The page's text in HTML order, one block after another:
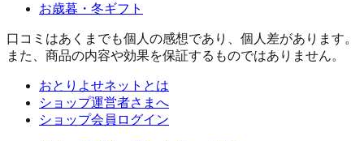
お歳暮・冬ギフト
口コミはあくまでも個人の感想であり、個人差があります。
また、商品の内容や効果を保証するものではありません。
おとりよせネットとは
ショップ運営者さまへ
ショップ会員ログイン